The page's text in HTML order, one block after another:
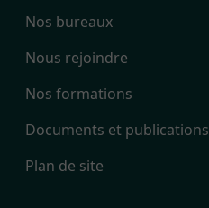
Nos bureaux
Nous rejoindre
Nos formations
Documents et publications
Plan de site